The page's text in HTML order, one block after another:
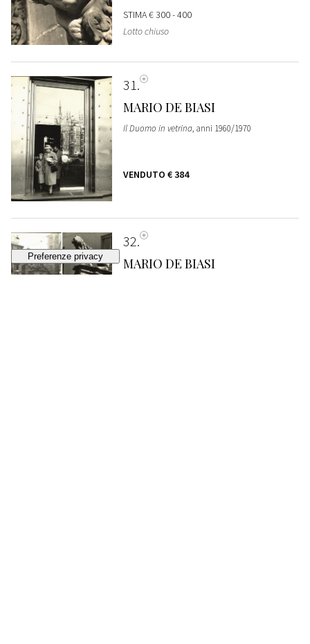
STIMA€ 300 - 400
Lotto chiuso
31
MARIO DE BIASI
Il Duomo in vetrina, anni 1960/1970
VENDUTO € 384
32
MARIO DE BIASI